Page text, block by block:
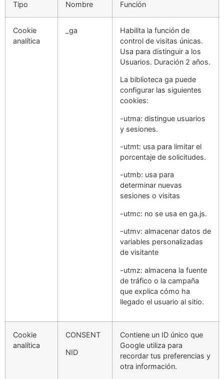
Tipo Nombre Función
Cookie
analítica
_ga
Habilita la función de
control de visitas únicas.
Usa para distinguir a los
Usuarios. Duración 2 años.
La biblioteca ga puede
configurar las siguientes
cookies:
-utma: distingue usuarios
y sesiones.
-utmt: usa para limitar el
porcentaje de solicitudes.
-utmb: usa para
determinar nuevas
sesiones o visitas
-utmc: no se usa en ga.js.
-utmv: almacenar datos de
variables personalizadas
de visitante
-utmz: almacena la fuente
de tráfico o la campaña
que explica cómo ha
llegado el usuario al sitio.
Cookie
analítica
CONSENT
NID
Contiene un ID único que
Google utiliza para
recordar tus preferencias y
otra información.